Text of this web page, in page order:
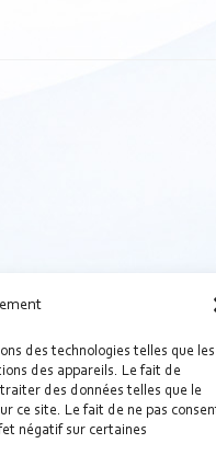
des technologies telles que les
des appareils. Le fait de
des données telles que le
ce site. Le fait de ne pas
négatif sur certaines